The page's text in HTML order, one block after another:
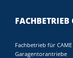
FACHBETRIEB
Fachbetrieb für
Garagentorantriebe